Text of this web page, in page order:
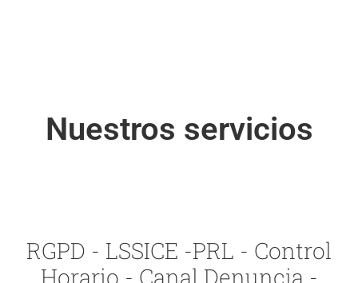
Nuestros servicios
RGPD - LSSICE -PRL - Control